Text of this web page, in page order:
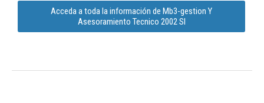
Acceda a toda la información de Mb3-gestion Y
Asesoramiento Tecnico 2002 Sl